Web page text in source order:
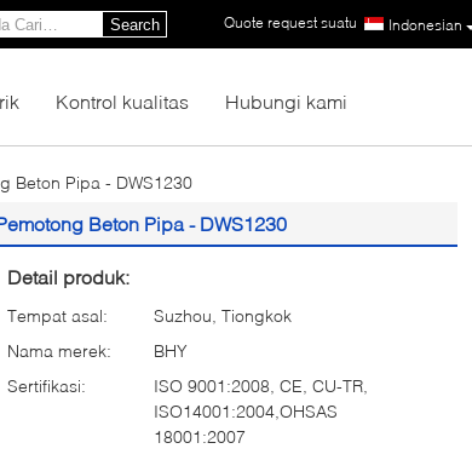
Indonesian
Quote request suatu |
Search
Kontrol kualitas Hubungi kami
Beton Pipa - DWS1230
Beton Pipa - DWS1230
Detail produk:
Tempat asal:
Suzhou, Tiongkok
Nama merek:
BHY
Sertifikasi:
ISO 9001:2008, CE, CU-TR,
ISO14001:2004,OHSAS
18001:2007